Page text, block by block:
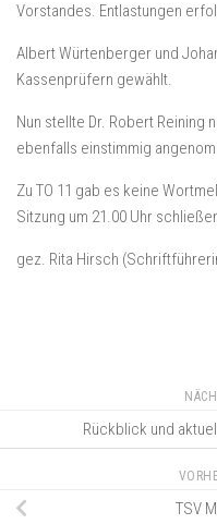
Vorstandes. Entlastungen
Albert Würtenberger und
Kassenprüfern gewählt.
Nun stellte Dr. Robert Reining
ebenfalls einstimmig
Zu TO 11 gab es keine
Sitzung um 21.00 Uhr
gez. Rita Hirsch
Rückblick und
TSV